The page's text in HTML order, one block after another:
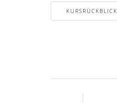
KURSRÜCKBLICK